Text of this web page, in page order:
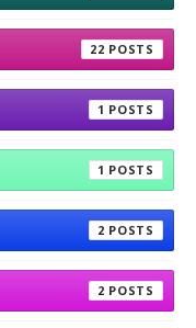
22
1
1
2
2